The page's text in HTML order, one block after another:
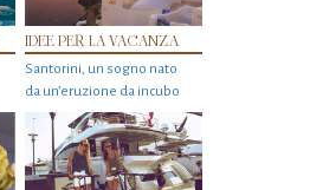
IDEE PER LA VACANZA
Santorini, un sogno nato
da un’eruzione da incubo